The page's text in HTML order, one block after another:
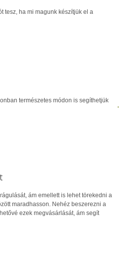
tesz, ha mi magunk készítjük el a
természetes módon is segíthetjük
ám emellett is lehet törekedni a
maradhasson. Nehéz beszerezni a
ezek megvásárlását, ám segít